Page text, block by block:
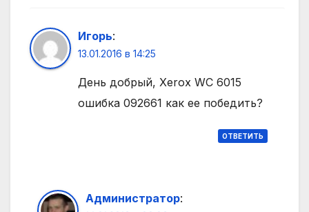
Игорь:
13.01.2016 в 14:25
День добрый, Xerox WC 6015
ошибка 092661 как ее победить?
ОТВЕТИТЬ
Администратор: